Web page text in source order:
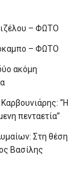
– ΦΩΤΟ
– ΦΩΤΟ
ακόμη
“Η
πενταετία”
Στη θέση
Βασίλης